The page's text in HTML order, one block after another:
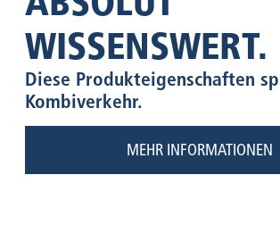
WISSENSWERT.
Diese Produkteigenschaften
Kombiverkehr.
MEHR INFORMATIONEN